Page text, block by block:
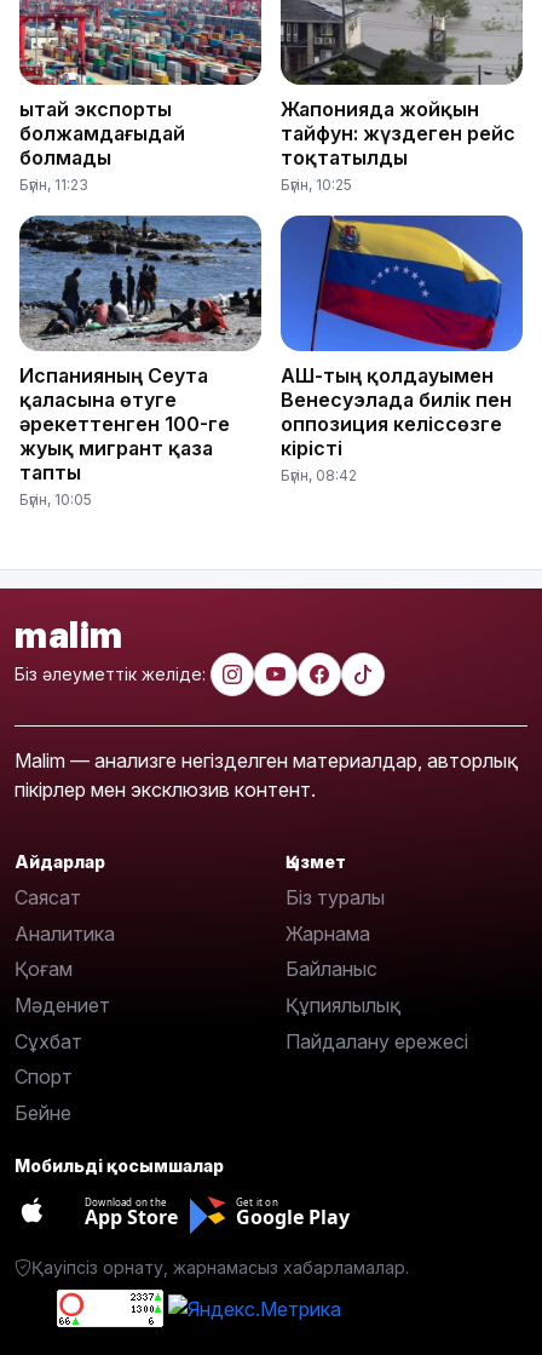
Қытай экспорты
болжамдағыдай
болмады
Бүгін, 11:23
Жапонияда жойқын
тайфун: жүздеген рейс
тоқтатылды
Бүгін, 10:25
Испанияның Сеута
қаласына өтуге
әрекеттенген 100-ге
жуық мигрант қаза
тапты
Бүгін, 10:05
АҚШ-тың қолдауымен
Венесуэлада билік пен
оппозиция келіссөзге
кірісті
Бүгін, 08:42
malim
Біз әлеуметтік желіде:
Malim — анализге негізделген материалдар, авторлық
пікірлер мен эксклюзив контент.
Айдарлар
Саясат
Аналитика
Қоғам
Мәдениет
Сұхбат
Спорт
Бейне
Қызмет
Біз туралы
Жарнама
Байланыс
Құпиялылық
Пайдалану ережесі
Мобильді қосымшалар
Download on the
App Store
Get it on
Google Play
Қауіпсіз орнату, жарнамасыз хабарламалар.